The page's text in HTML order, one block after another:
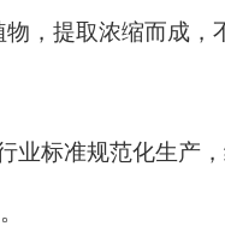
，提取浓缩而成，
业标准规范化生产